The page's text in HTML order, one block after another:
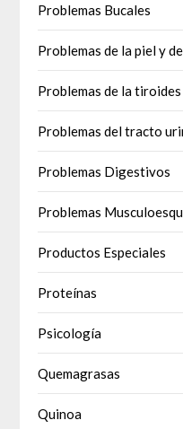
Problemas Bucales
Problemas de la piel y
Problemas de la tiroides
Problemas del tracto
Problemas Digestivos
Problemas
Productos Especiales
Proteínas
Psicología
Quemagrasas
Quinoa